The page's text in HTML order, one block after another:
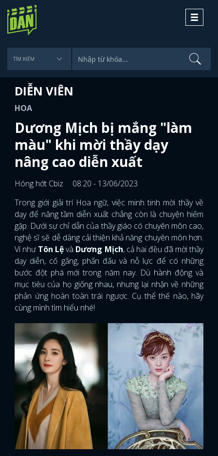
Toggle
DIỄN VIÊN
HOA
Dương Mịch bị mắng "làm
màu" khi mời thầy dạy
nâng cao diễn xuất
Hóng hớt Cbiz
08:20 - 13/06/2023
Trong giới giải trí Hoa ngữ, việc minh tinh mời thầy về
dạy để nâng tầm diễn xuất chẳng còn là chuyện hiếm
gặp. Dưới sự chỉ dẫn của thầy giáo có chuyên môn cao,
nghệ sĩ sẽ dễ dàng cải thiện khả năng chuyên môn hơn.
Ví như Tôn Lệvà Dương Mịch, cả hai đều đã mời thầy
dạy diễn, cố gắng, phấn đấu và nỗ lực để có những
bước đột phá mới trong năm nay. Dù hành động và
mục tiêu của họ giống nhau, nhưng lại nhận về những
phản ứng hoàn toàn trái ngược. Cụ thể thế nào, hãy
cùng mình tìm hiểu nhé!